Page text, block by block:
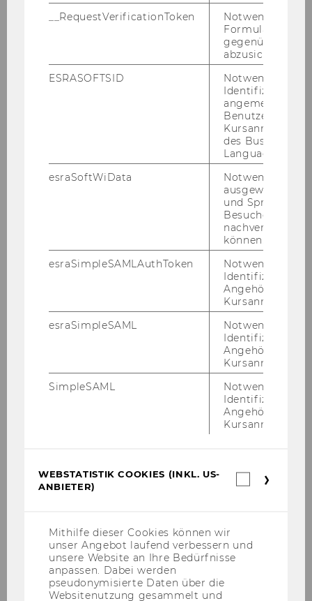
Ro­land Rief
Chris­toph Schla­ger
Mar­kus Ste­fa­ner
Pa­trick We­nin­ger
Chris­ti­an Wim­pis­sin­ger
__RequestVerificationToken
Notwendig, um
gegenüber
abzusichern.
ESRASOFTSID
Notwendig zur
Identifizierung
angemeldeten
Benutzers im
des Business
Language
esraSoftWiData
Notwendig um
ausgewählte
und
Besuchers
nachverfolgen
können.
esraSimpleSAMLAuthToken
Notwendig zur
Identifizierung
Angehörige/r für
Kursanmeldung.
esraSimpleSAML
Notwendig zur
Identifizierung
Angehörige/r für
Kursanmeldung.
SimpleSAML
Notwendig zur
Identifizierung
Angehörige/r für
Kursanmeldung.
WEBSTATISTIK COOKIES (INKL. US-
ANBIETER)
Mithilfe dieser Cookies können wir
unser Angebot laufend verbessern und
unsere Website an Ihre Bedürfnisse
anpassen. Dabei werden
pseudonymisierte Daten über die
Websitenutzung gesammelt und